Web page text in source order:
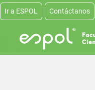
Pasar al contenido
Ir a ESPOL Contáctanos